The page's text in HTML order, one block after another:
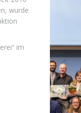
wurde
im